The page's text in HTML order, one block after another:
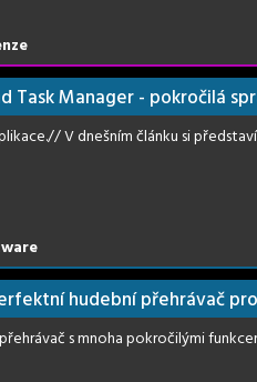
Task Manager - pokročilá
V dnešním článku si
hudební přehrávač
s mnoha pokročilými